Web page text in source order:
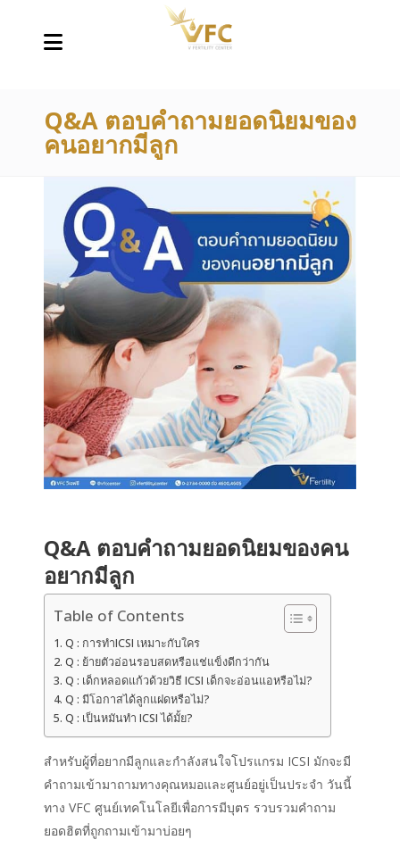
Q&A ตอบคำถามยอดนิยมของ
คนอยากมีลูก
Q&A ตอบคำถามยอดนิยมของคน
อยากมีลูก
Table of Contents
Q : การทำICSI เหมาะกับใคร
Q : ย้ายตัวอ่อนรอบสดหรือแช่แข็งดีกว่ากัน
Q : เด็กหลอดแก้วด้วยวิธี ICSI เด็กจะอ่อนแอหรือไม่?
Q : มีโอกาสได้ลูกแฝดหรือไม่?
Q : เป็นหมันทำ ICSI ได้มั้ย?
สำหรับผู้ที่อยากมีลูกและกำลังสนใจโปรแกรม ICSI มักจะมี
คำถามเข้ามาถามทางคุณหมอและศูนย์อยู่เป็นประจำ วันนี้
ทาง VFC ศูนย์เทคโนโลยีเพื่อการมีบุตร รวบรวมคำถาม
ยอดฮิตที่ถูกถามเข้ามาบ่อยๆ